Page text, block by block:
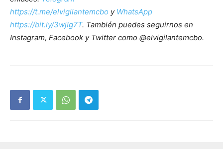
https://t.me/elvigilantemcbo y WhatsApp
https://bit.ly/3wjIg7T. También puedes seguirnos en
Instagram, Facebook y Twitter como @elvigilantemcbo.